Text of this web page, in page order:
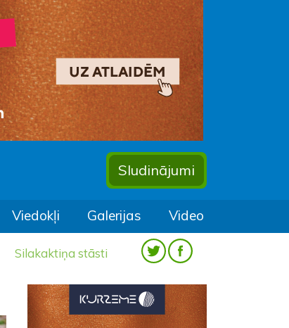
Sludinājumi
Viedokļi Galerijas Video
Silakaktiņa stāsti